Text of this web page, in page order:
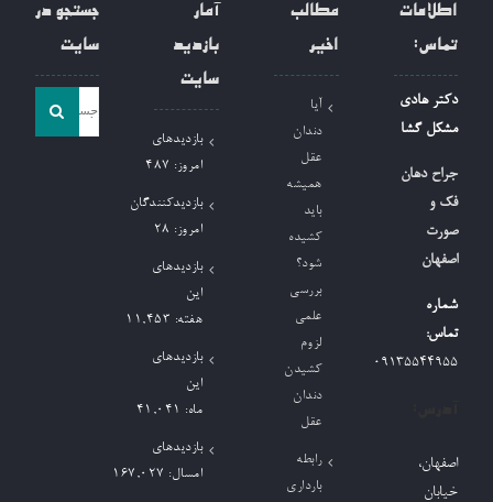
اطلاعات
تماس:
دکتر هادی
مشکل گشا
جراح دهان
فک و
صورت
اصفهان
شماره
تماس:
09135544955
اصفهان،
خیابان
مطالب
اخیر
آیا
دندان
عقل
همیشه
باید
کشیده
شود؟
بررسی
علمی
لزوم
کشیدن
دندان
عقل
رابطه
بارداری
آمار
بازدید
سایت
بازدیدهای
امروز: 487
بازدیدکنندگان
امروز: 28
بازدیدهای
این
هفته: 11,453
بازدیدهای
این
ماه: 41,041
بازدیدهای
امسال: 167,027
جستجو در
سایت